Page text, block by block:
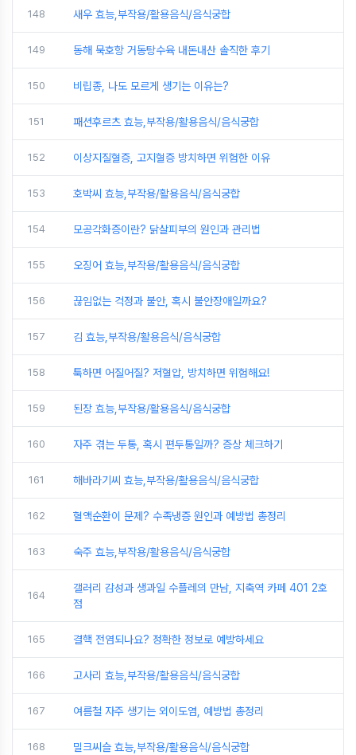
148 새우 효능,부작용/활용음식/음식궁합
149 동해 묵호항 거동탕수육 내돈내산 솔직한 후기
150 비립종, 나도 모르게 생기는 이유는?
151 패션후르츠 효능,부작용/활용음식/음식궁합
152 이상지질혈증, 고지혈증 방치하면 위험한 이유
153 호박씨 효능,부작용/활용음식/음식궁합
154 모공각화증이란? 닭살피부의 원인과 관리법
155 오징어 효능,부작용/활용음식/음식궁합
156 끊임없는 걱정과 불안, 혹시 불안장애일까요?
157 김 효능,부작용/활용음식/음식궁합
158 툭하면 어질어질? 저혈압, 방치하면 위험해요!
159 된장 효능,부작용/활용음식/음식궁합
160 자주 겪는 두통, 혹시 편두통일까? 증상 체크하기
161 해바라기씨 효능,부작용/활용음식/음식궁합
162 혈액순환이 문제? 수족냉증 원인과 예방법 총정리
163 숙주 효능,부작용/활용음식/음식궁합
164
갤러리 감성과 생과일 수플레의 만남, 지축역 카페 401 2호
점
165 결핵 전염되나요? 정확한 정보로 예방하세요
166 고사리 효능,부작용/활용음식/음식궁합
167 여름철 자주 생기는 외이도염, 예방법 총정리
168 밀크씨슬 효능,부작용/활용음식/음식궁합